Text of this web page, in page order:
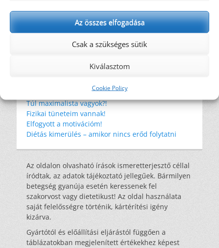
Az összes elfogadása
Csak a szükséges sütik
Kiválasztom
Cookie Policy
rostokrosttartalmú ételek szemét
szénhidrát tonhal tudományos eredmények WHO wrap éhség
étkezési kultúra újrahasznosítás
Amikor a környezeted nem támogat
Túl maximalista vagyok?!
Fizikai tüneteim vannak!
Elfogyott a motivációm!
Diétás kimerülés – amikor nincs erőd folytatni
Az oldalon olvasható írások ismeretterjesztő céllal
íródtak, az adatok tájékoztató jellegűek. Bármilyen
betegség gyanúja esetén keressenek fel
szakorvost vagy dietetikust! Az oldal használata
saját felelősségre történik, kártérítési igény
kizárva.
Gyártótól és előállítási eljárástól függően a
táblázatokban megjelenített értékekhez képest